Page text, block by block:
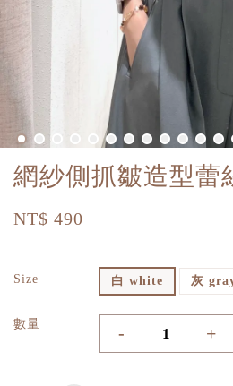
網紗側抓皺造型蕾
NT$ 490
Size 白 white 灰
數量
- +